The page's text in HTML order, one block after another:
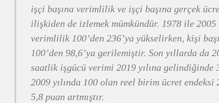
işçi başına verimlilik ve işçi başına gerçek
ilişkiden de izlemek mümkündür. 1978 ile 2005
verimlilik 100’den 236’ya yükselirken, kişi
100’den 98,6’ya gerilemiştir. Son yıllarda da
saatlik işgücü verimi 2019 yılına gelindiğinde
2009 yılında 100 olan reel birim ücret endeksi
5,8 puan artmıştır.